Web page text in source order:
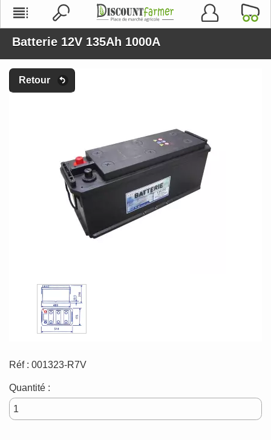
Batterie 12V 135Ah 1000A
Retour
Réf : 001323-R7V
Quantité :